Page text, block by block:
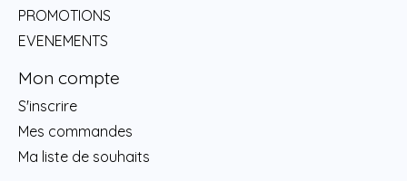
PROMOTIONS
EVENEMENTS
Mon compte
S'inscrire
Mes commandes
Ma liste de souhaits